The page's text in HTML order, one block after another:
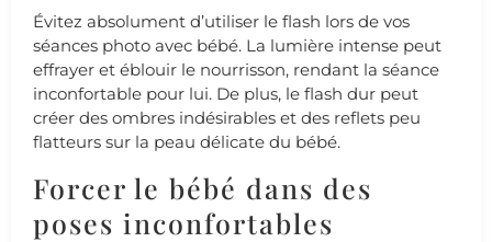
Évitez absolument d’utiliser le flash lors de vos
séances photo avec bébé. La lumière intense peut
effrayer et éblouir le nourrisson, rendant la séance
inconfortable pour lui. De plus, le flash dur peut
créer des ombres indésirables et des reflets peu
flatteurs sur la peau délicate du bébé.
Forcer le bébé dans des
poses inconfortables